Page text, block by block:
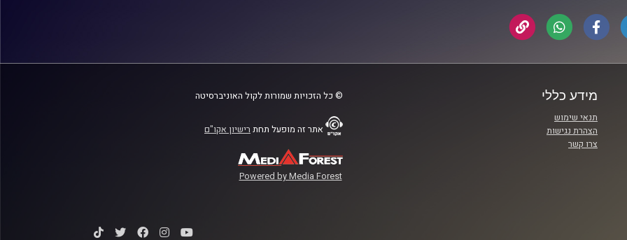
מידע כללי
תנאי שימוש
הצהרת נגישות
צרו קשר
© כל הזכויות שמורות לקול האוניברסיטה
אתר זה מופעל תחת רישיון אקו"ם
Powered by Media Forest